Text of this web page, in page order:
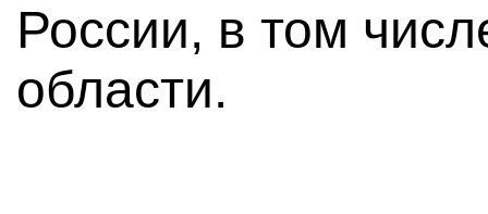
России, в том
области.